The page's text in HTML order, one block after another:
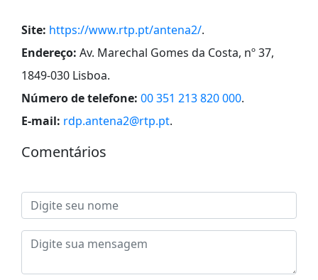
Site: https://www.rtp.pt/antena2/.
Endereço: Av. Marechal Gomes da Costa, nº 37,
1849-030 Lisboa.
Número de telefone: 00 351 213 820 000.
E-mail: rdp.antena2@rtp.pt.
Comentários